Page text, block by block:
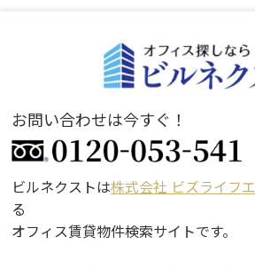
お問い合わせは今すぐ！
ビルネクストは株式会社 ビズライフ
る
オフィス賃貸物件検索サイトです。